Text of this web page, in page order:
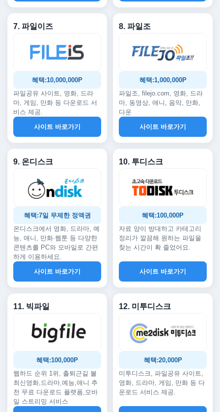
7. 파일이즈
혜택:10,000,000P
파일공유 사이트, 영화, 드라
마, 게임, 만화 등 다운로드 서
비스 제공.
사이트 바로가기
8. 파일조
혜택:1,000,000P
파일조, filejo.com, 영화, 드라
마, 동영상, 애니, 음악, 만화,
다운
사이트 바로가기
9. 온디스크
혜택:7일 무제한 정액권
온디스크에서 영화, 드라마, 예
능, 애니, 만화·웹툰 등 다양한
콘텐츠를 PC와 모바일로 간편
하게 이용하세요.
사이트 바로가기
10. 투디스크
혜택:100,000P
자료 양이 방대하고 카테고리
정리가 깔끔해 원하는 파일을
찾는 시간이 확 줄었어요.
사이트 바로가기
11. 빅파일
혜택:100,000P
웹하드 순위 1위, 출퇴근길 볼
최신영화,드라마,예능,애니 추
천 무료 다운로드 플랫폼,모바
일 스트리밍 서비스
12. 미투디스크
혜택:20,000P
미투디스크, 파일공유 사이트,
영화, 드라마, 게임, 만화 등 다
운로드 서비스 제공.